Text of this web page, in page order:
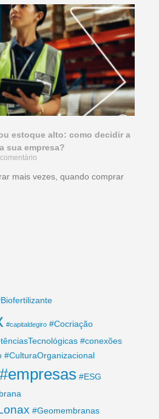
estoque alto: como decidir a
sua empresa?
mais vezes, quando comprar
#capitaldegiro #Cocriação
#conexões
#CulturaOrganizacional
#empresas #ESG
#Geomembranas